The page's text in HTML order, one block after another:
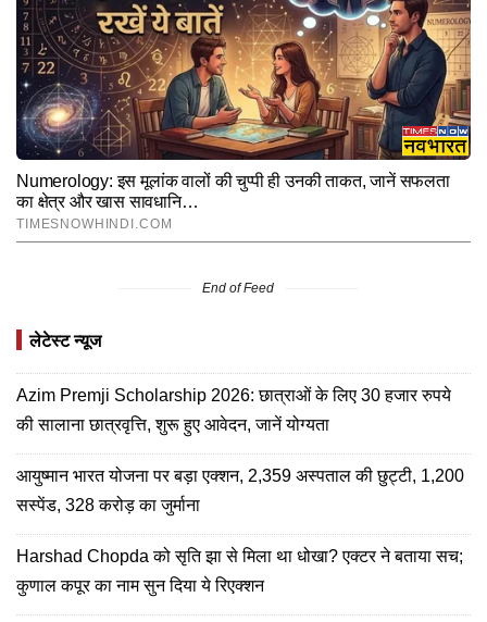
End of Feed
लेटेस्ट न्यूज
Azim Premji Scholarship 2026: छात्राओं के लिए 30 हजार रुपये
की सालाना छात्रवृत्ति, शुरू हुए आवेदन, जानें योग्यता
आयुष्मान भारत योजना पर बड़ा एक्शन, 2,359 अस्पताल की छुट्टी, 1,200
सस्पेंड, 328 करोड़ का जुर्माना
Harshad Chopda को सृति झा से मिला था धोखा? एक्टर ने बताया सच;
कुणाल कपूर का नाम सुन दिया ये रिएक्शन